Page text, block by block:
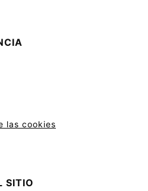
las cookies
SITIO